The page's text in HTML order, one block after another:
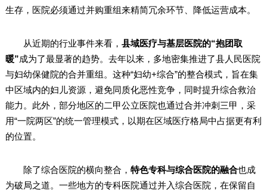
生存，医院必须通过并购重组来精简冗余环节、降低运营成本。
从近期的行业事件来看， 县域医疗与基层医院的“抱团取
暖”成为了最显著的趋势。去年以来，多地密集推进了县人民医院
与妇幼保健院的合并重组。这种“妇幼+综合”的整合模式，旨在集
中区域内的妇儿资源，避免同质化恶性竞争，同时提升综合救治
能力。此外，部分地区的二甲公立医院也通过合并冲刺三甲，采
用“一院两区”的统一管理模式，以期在区域医疗格局中占据更有利
的位置。
除了综合医院的横向整合， 特色专科与综合医院的融合也成
为破局之道。一些地方的专科医院通过并入综合医院，在保留自